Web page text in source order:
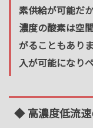
素供給が可能だ
濃度の酸素は空
がることもあり
入が可能になり
◆ 高濃度低流速